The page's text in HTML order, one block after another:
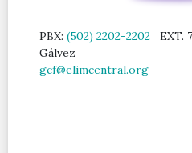
PBX:(502) 2202-2202
EXT.
Gálvez
gcf@elimcentral.org